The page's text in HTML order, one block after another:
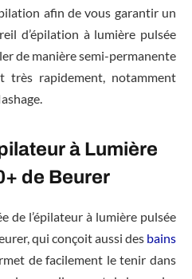
afin de vous garantir un
d’épilation à lumière pulsée
de manière semi-permanente
très rapidement, notamment
à Lumière
de Beurer
de l’épilateur à lumière pulsée
qui conçoit aussi des bains
de facilement le tenir dans